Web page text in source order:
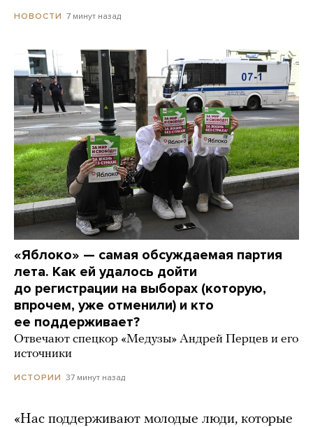
НОВОСТИ 7 минут назад
«Яблоко» — самая обсуждаемая партия
лета. Как ей удалось дойти
до регистрации на выборах (которую,
впрочем, уже отменили) и кто
ее поддерживает?
Отвечают спецкор «Медузы» Андрей Перцев и его
источники
ИСТОРИИ 37 минут назад
«Нас поддерживают молодые люди, которые